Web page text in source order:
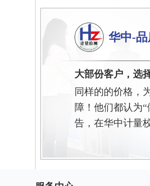
华中-
大部份客户，选
同样的的价格，
障！他们都认为
告，在华中计量